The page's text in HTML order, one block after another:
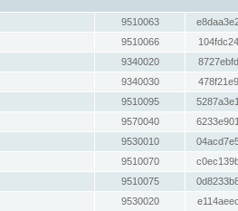
9510063
9510066
9340020
9340030
9510095
9570040
9530010
9510070
9510075
9530020